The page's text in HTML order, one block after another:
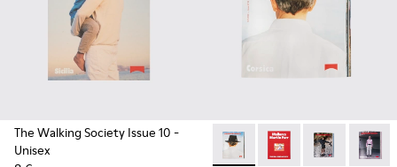
The Walking Society Issue 10 -
Unisex
The Walking Society Issue
The Walking Society
The Walking
The